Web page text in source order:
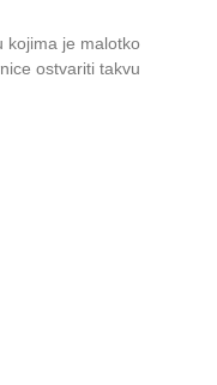
kojima je malotko
ostvariti takvu